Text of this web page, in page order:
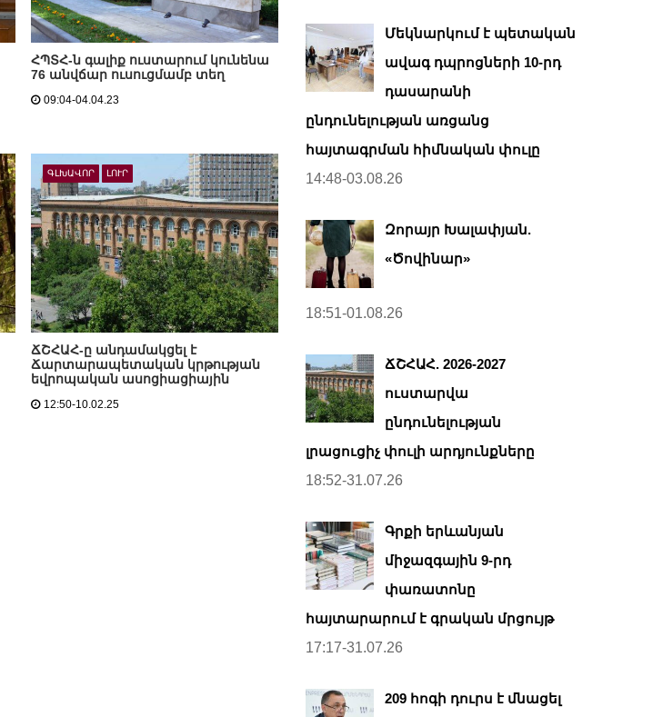
ՀՊՏՀ-ն գալիք ուստարում կունենա
76 անվճար ուսուցմամբ տեղ
09:04-04.04.23
ԳԼԽԱՎՈՐ ԼՈՒՐ
ՃՇՀԱՀ-ը անդամակցել է
Ճարտարապետական կրթության
եվրոպական ասոցիացիային
12:50-10.02.25
Մեկնարկում է պետական
ավագ դպրոցների 10-րդ
դասարանի
ընդունելության առցանց
հայտագրման հիմնական փուլը
14:48-03.08.26
Զորայր Խալափյան.
«Ծովինար»
18:51-01.08.26
ՃՇՀԱՀ. 2026-2027
ուստարվա
ընդունելության
լրացուցիչ փուլի արդյունքները
18:52-31.07.26
Գրքի երևանյան
միջազգային 9-րդ
փառատոնը
հայտարարում է գրական մրցույթ
17:17-31.07.26
209 հոգի դուրս է մնացել